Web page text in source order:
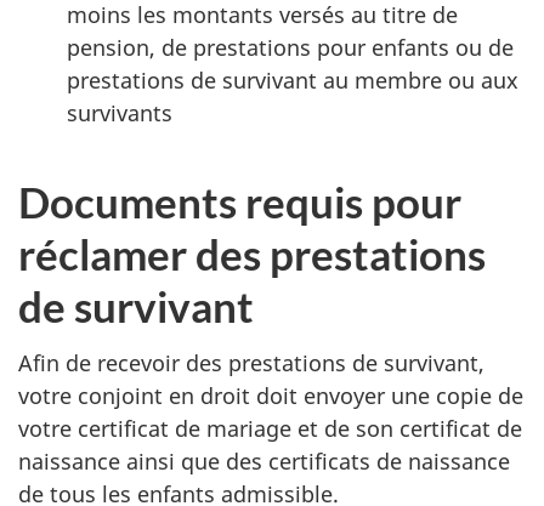
moins les montants versés au titre de
pension, de prestations pour enfants ou de
prestations de survivant au membre ou aux
survivants
Documents requis pour
réclamer des prestations
de survivant
Afin de recevoir des prestations de survivant,
votre conjoint en droit doit envoyer une copie de
votre certificat de mariage et de son certificat de
naissance ainsi que des certificats de naissance
de tous les enfants admissible.